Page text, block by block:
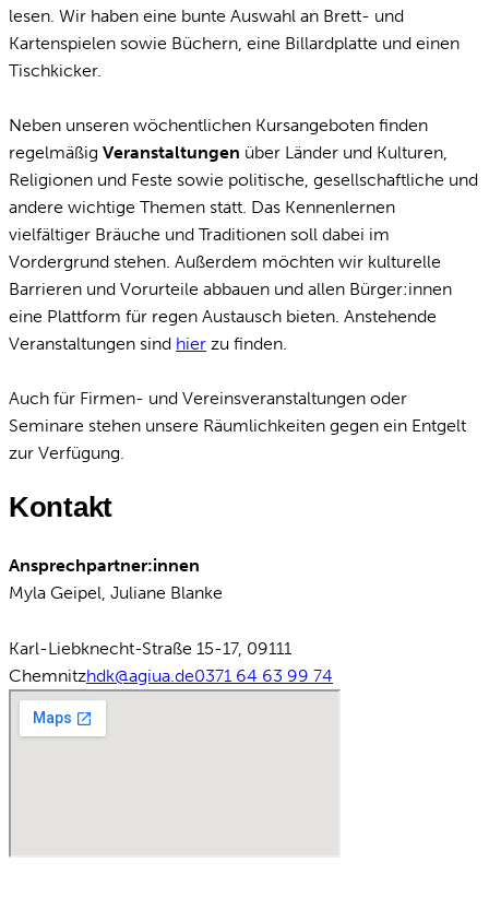
lesen. Wir haben eine bunte Auswahl an Brett- und
Kartenspielen sowie Büchern, eine Billardplatte und einen
Tischkicker.
Neben unseren wöchentlichen Kursangeboten finden
regelmäßig Veranstaltungen über Länder und Kulturen,
Religionen und Feste sowie politische, gesellschaftliche und
andere wichtige Themen statt. Das Kennenlernen
vielfältiger Bräuche und Traditionen soll dabei im
Vordergrund stehen. Außerdem möchten wir kulturelle
Barrieren und Vorurteile abbauen und allen Bürger:innen
eine Plattform für regen Austausch bieten. Anstehende
Veranstaltungen sind hier zu finden.
Auch für Firmen- und Vereinsveranstaltungen oder
Seminare stehen unsere Räumlichkeiten gegen ein Entgelt
zur Verfügung.
Kontakt
Ansprechpartner:innen
Myla Geipel, Juliane Blanke
Karl-Liebknecht-Straße 15-17, 09111
Chemnitzhdk@agiua.de0371 64 63 99 74